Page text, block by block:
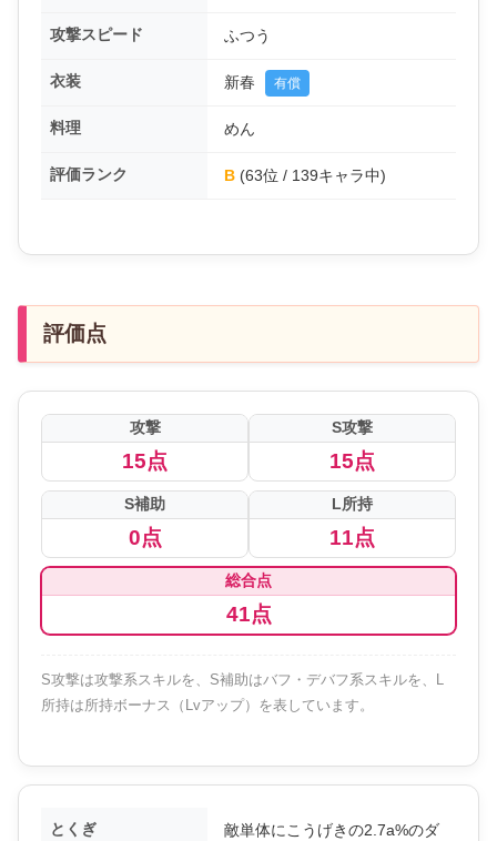
攻撃スピード ふつう
衣装 新春 有償
料理 めん
評価ランク B(63位 / 139キャラ中)
評価点
攻撃
15点
S攻撃
15点
S補助
0点
L所持
11点
総合点
41点
S攻撃は攻撃系スキルを、S補助はバフ・デバフ系スキルを、L
所持は所持ボーナス（Lvアップ）を表しています。
とくぎ 敵単体にこうげきの2.7a%のダ